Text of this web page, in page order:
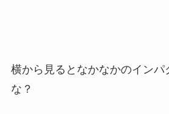
横から見るとなかなかのインパ
な？